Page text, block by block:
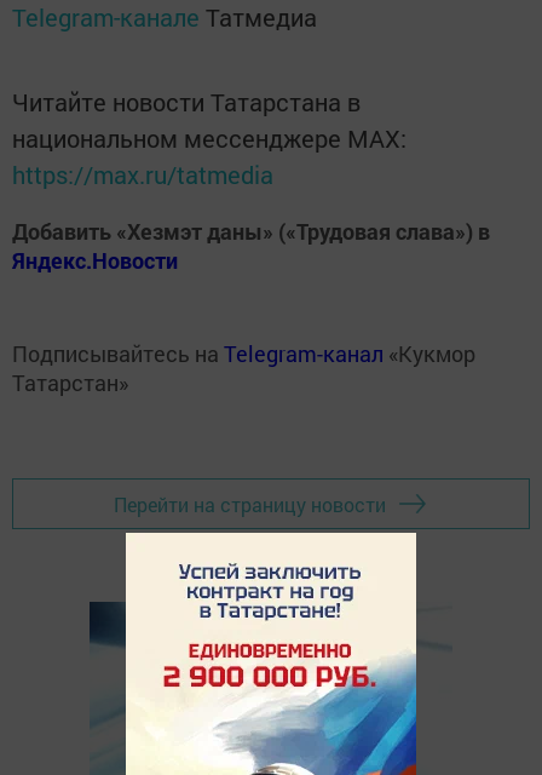
Telegram-канале Татмедиа
Читайте новости Татарстана в
национальном мессенджере MАХ:
https://max.ru/tatmedia
Добавить «Хезмэт даны» («Трудовая слава») в
Яндекс.Новости
Подписывайтесь на Telegram-канал «Кукмор
Татарстан»
Перейти на страницу новости